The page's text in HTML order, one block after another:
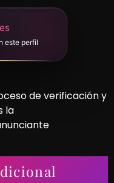
este perfil
de verificación y
la